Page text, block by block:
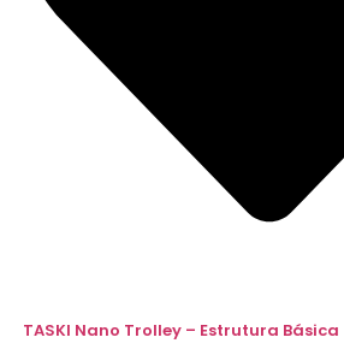
TASKI Nano Trolley – Estrutura Básica